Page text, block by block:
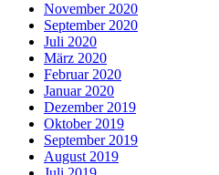
November 2020
September 2020
Juli 2020
März 2020
Februar 2020
Januar 2020
Dezember 2019
Oktober 2019
September 2019
August 2019